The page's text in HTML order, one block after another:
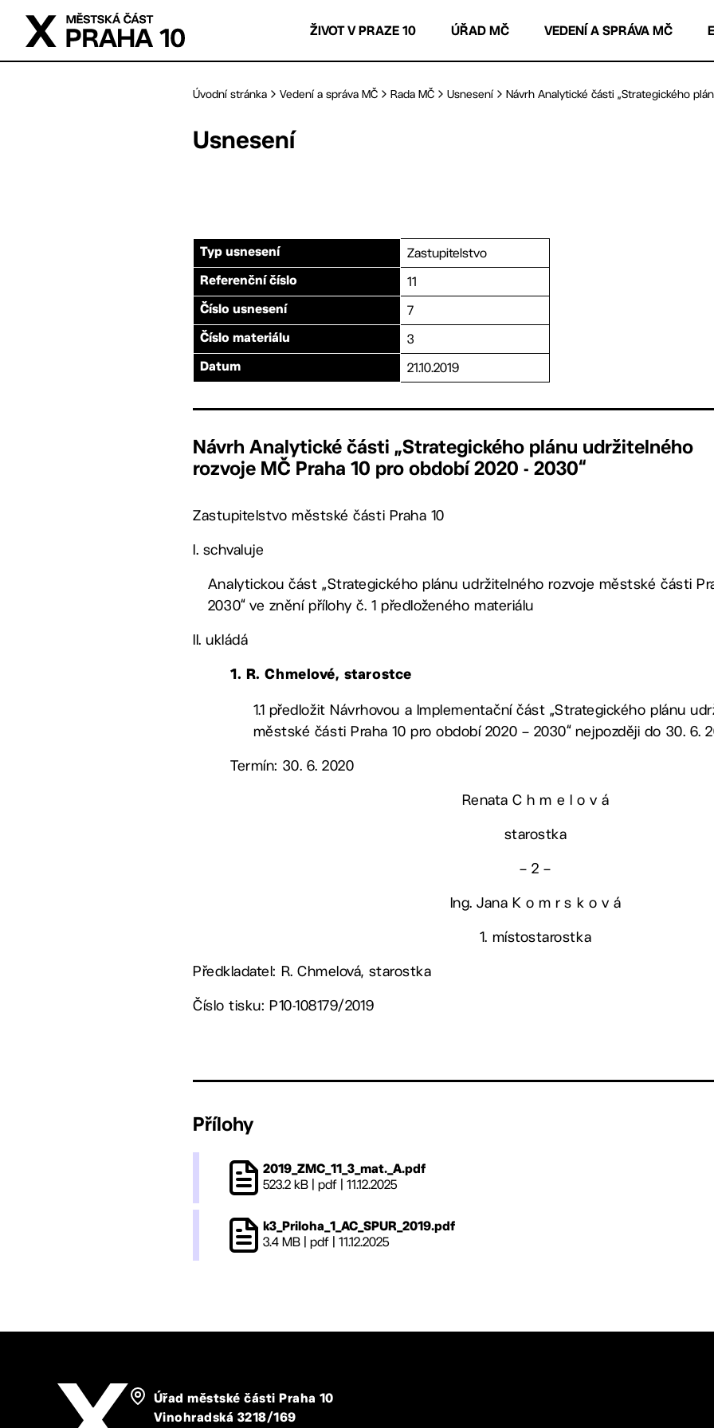
Přejít na hlavní obsah
ŽIVOT V PRAZE 10 ÚŘAD MČ VEDENÍ A SPRÁVA MČ
Úvodní stránka Vedení a správa MČ Rada MČ Usnesení Návrh Analytické části „Strategického
Usnesení
Typ usnesení Zastupitelstvo
Referenční číslo 11
Číslo usnesení 7
Číslo materiálu 3
Datum 21.10.2019
Návrh Analytické části „Strategického plánu udržitelného
rozvoje MČ Praha 10 pro období 2020 - 2030“
Zastupitelstvo městské části Praha 10
I. schvaluje
Analytickou část „Strategického plánu udržitelného rozvoje městské části
2030“ ve znění přílohy č. 1 předloženého materiálu
II. ukládá
1. R. Chmelové, starostce
1.1 předložit Návrhovou a Implementační část „Strategického plánu
městské části Praha 10 pro období 2020 – 2030“ nejpozději do 30. 6.
Termín: 30. 6. 2020
Renata C h m e l o v á
starostka
– 2 –
Ing. Jana K o m r s k o v á
1. místostarostka
Předkladatel: R. Chmelová, starostka
Číslo tisku: P10-108179/2019
Přílohy
2019_ZMC_11_3_mat._A.pdf
523.2 kB | pdf | 11.12.2025
k3_Priloha_1_AC_SPUR_2019.pdf
3.4 MB | pdf | 11.12.2025
Úřad městské části Praha 10
Vinohradská 3218/169